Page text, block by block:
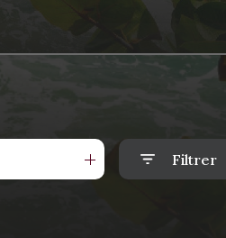
Filtrer